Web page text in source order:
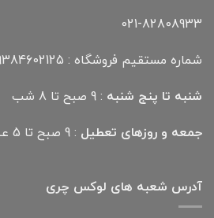
021-82808933
شماره مستقیم فروشگاه : 09384602125
شنبه تا پنج شنبه : 9 صبح تا 8 شب
جمعه و روزهای تعطیل : 9 صبح تا 5 عصر
آدرس شعبه های لوکس چری